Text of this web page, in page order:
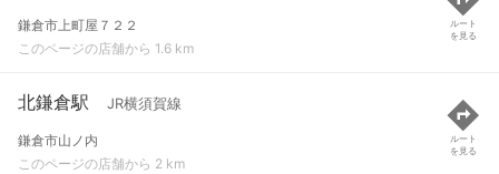
鎌倉市上町屋７２２
このページの店舗から 1.6 km
ルート
を見る
北鎌倉駅 JR横須賀線
鎌倉市山ノ内
このページの店舗から 2 km
ルート
を見る